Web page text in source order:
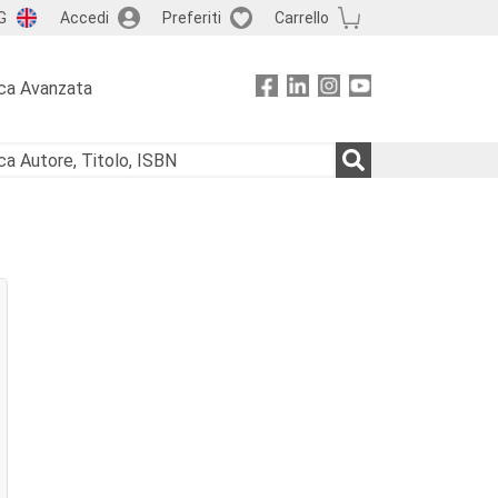
Accedi Preferiti Carrello
Avanzata